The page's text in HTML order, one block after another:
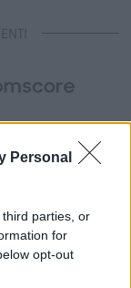
Personal
parties, or
for
opt-out
- Testata
8/2020 - RG N.